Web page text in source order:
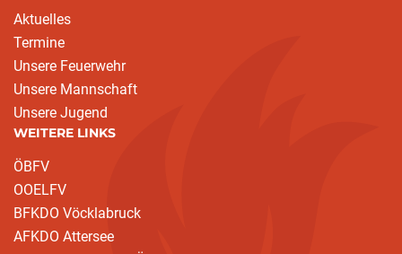
Aktuelles
Termine
Unsere Feuerwehr
Unsere Mannschaft
Unsere Jugend
WEITERE LINKS
ÖBFV
OOELFV
BFKDO Vöcklabruck
AFKDO Attersee